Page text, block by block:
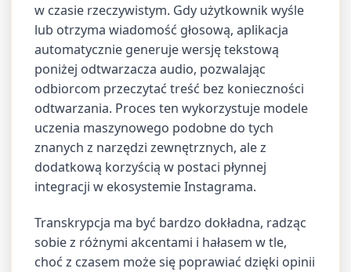
w czasie rzeczywistym. Gdy użytkownik wyśle
lub otrzyma wiadomość głosową, aplikacja
automatycznie generuje wersję tekstową
poniżej odtwarzacza audio, pozwalając
odbiorcom przeczytać treść bez konieczności
odtwarzania. Proces ten wykorzystuje modele
uczenia maszynowego podobne do tych
znanych z narzędzi zewnętrznych, ale z
dodatkową korzyścią w postaci płynnej
integracji w ekosystemie Instagrama.
Transkrypcja ma być bardzo dokładna, radząc
sobie z różnymi akcentami i hałasem w tle,
choć z czasem może się poprawiać dzięki opinii